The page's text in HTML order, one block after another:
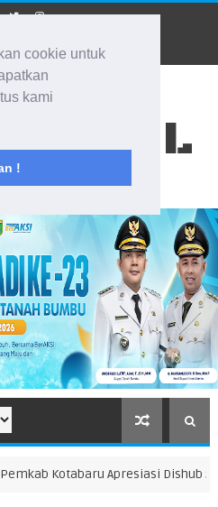
cookie untuk
kami
!
Segala Arah
Kotabaru Apresiasi Dishub Sukses